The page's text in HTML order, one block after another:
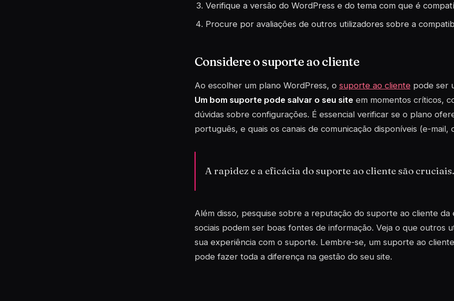
Verifique a versão do WordPress e do tema com que é
Procure por avaliações de outros utilizadores sobre a
Considere o suporte ao cliente
Ao escolher um plano WordPress, o suporte ao clientepode ser
Um bom suporte pode salvar o seu siteem momentos críticos,
dúvidas sobre configurações. É essencial verificar se o plano
português, e quais os canais de comunicação disponíveis (e-mail,
A rapidez e a eficácia do suporte ao cliente são cruciais.
Além disso, pesquise sobre a reputação do suporte ao cliente da
sociais podem ser boas fontes de informação. Veja o que outros
sua experiência com o suporte. Lembre-se, um suporte ao
pode fazer toda a diferença na gestão do seu site.